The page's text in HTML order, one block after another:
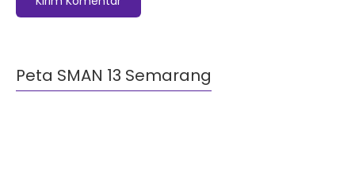
Peta SMAN 13 Semarang